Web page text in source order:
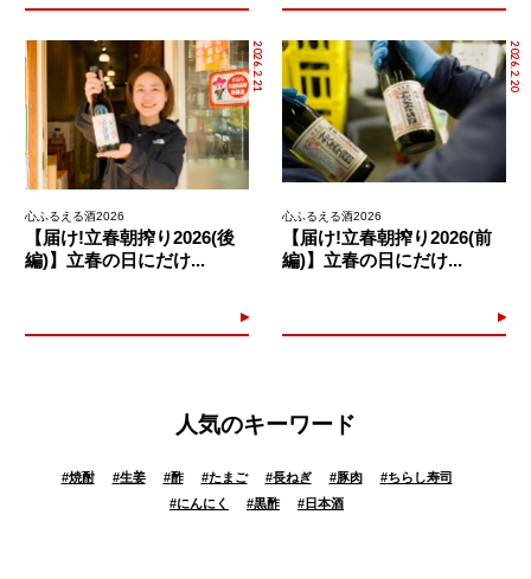
2026.2.21
心ふるえる酒2026
【届け!立春朝搾り2026(後
編)】立春の日にだけ...
2026.2.20
心ふるえる酒2026
【届け!立春朝搾り2026(前
編)】立春の日にだけ...
人気のキーワード
#焼酎 #生姜 #酢 #たまご #長ねぎ #豚肉 #ちらし寿司
#にんにく #黒酢 #日本酒